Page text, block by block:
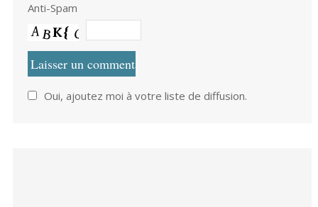
Anti-Spam
Oui, ajoutez moi à votre liste de diffusion.